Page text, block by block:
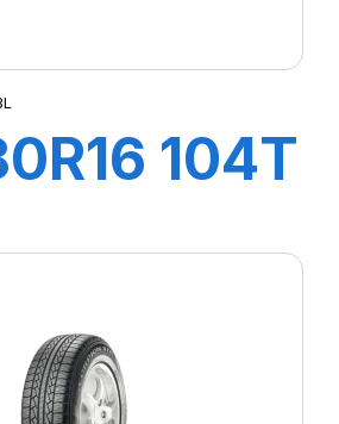
104T